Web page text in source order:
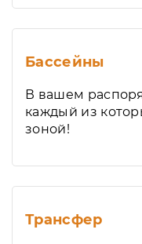
Бассейны
В вашем
каждый из
зоной!
Трансфер